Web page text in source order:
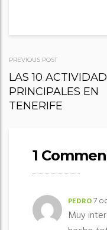
P
o
PREVIOUS POST
LAS 10
PRINCIPALES EN
TENERIFE
1
PEDRO7
Muy